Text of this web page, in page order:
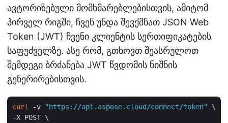
ავტორიზებული მომხმარებლებისთვის, ამიტომ
პირველ რიგში, ჩვენ უნდა შევქმნათ JSON Web
Token (JWT) ჩვენი კლიენტის სერთიფიკატების
საფუძველზე. ასე რომ, გთხოვთ შეასრულოთ
შემდეგი ბრძანება JWT წვდომის ნიშნის
გენერირებისთვის.
curl -v "https://api.aspose.cloud/connect/token"
\
-X POST \